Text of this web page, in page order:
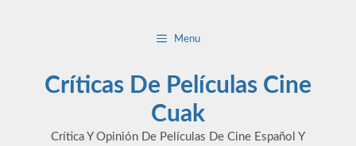
Menu
Críticas De Películas Cine
Cuak
Crítica Y Opinión De Películas De Cine Español Y